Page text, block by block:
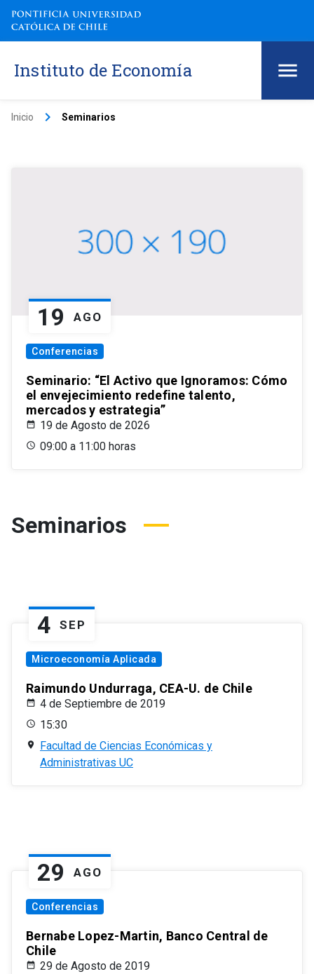
Instituto de Economía
Inicio keyboard_arrow_right Seminarios
19 AGO
Conferencias
Seminario: “El Activo que Ignoramos: Cómo
el envejecimiento redefine talento,
mercados y estrategia”
19 de Agosto de 2026
09:00 a 11:00 horas
Seminarios
4 SEP
Microeconomía Aplicada
Raimundo Undurraga, CEA-U. de Chile
4 de Septiembre de 2019
15:30
Facultad de Ciencias Económicas y
Administrativas UC
29 AGO
Conferencias
Bernabe Lopez-Martin, Banco Central de
Chile
29 de Agosto de 2019